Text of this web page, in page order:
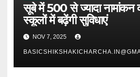
सूबे में 500 से ज्यादा नामांकन
स्कूलों में बढ़ेंगी सुविधाएं
NOV 7, 2025